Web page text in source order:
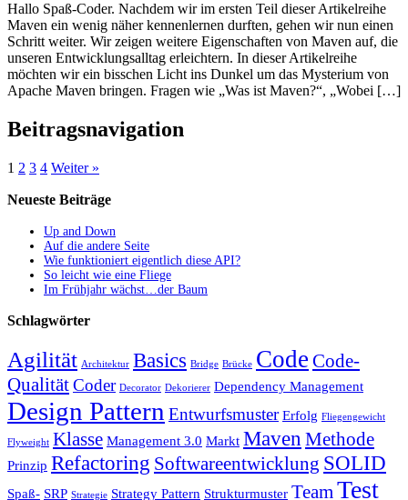
Hallo Spaß-Coder. Nachdem wir im ersten Teil dieser Artikelreihe
Maven ein wenig näher kennenlernen durften, gehen wir nun einen
Schritt weiter. Wir zeigen weitere Eigenschaften von Maven auf, die
unseren Entwicklungsalltag erleichtern. In dieser Artikelreihe
möchten wir ein bisschen Licht ins Dunkel um das Mysterium von
Apache Maven bringen. Fragen wie „Was ist Maven?“, „Wobei […]
Beitragsnavigation
1 2 3 4 Weiter »
Neueste Beiträge
Up and Down
Auf die andere Seite
Wie funktioniert eigentlich diese API?
So leicht wie eine Fliege
Im Frühjahr wächst…der Baum
Schlagwörter
Agilität Architektur Basics Bridge Brücke Code Code-
QualitätCoder Decorator Dekorierer Dependency Management
Design Pattern Entwurfsmuster Erfolg Fliegengewicht
Flyweight Klasse Management 3.0 Markt Maven Methode
Prinzip Refactoring Softwareentwicklung SOLID
Spaß- SRP Strategie Strategy Pattern Strukturmuster Team Test